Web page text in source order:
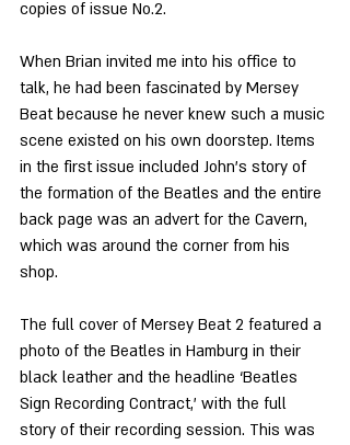
copies of issue No.2.
When Brian invited me into his office to
talk, he had been fascinated by Mersey
Beat because he never knew such a music
scene existed on his own doorstep. Items
in the first issue included John’s story of
the formation of the Beatles and the entire
back page was an advert for the Cavern,
which was around the corner from his
shop.
The full cover of Mersey Beat 2 featured a
photo of the Beatles in Hamburg in their
black leather and the headline ‘Beatles
Sign Recording Contract,’ with the full
story of their recording session. This was